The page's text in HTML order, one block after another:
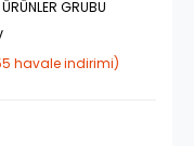
GRUBU
havale indirimi)